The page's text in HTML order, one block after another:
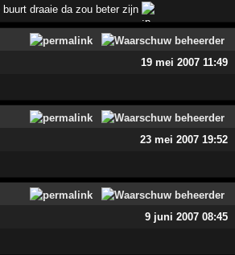
draaie da zou beter zijn
19 mei 2007 11:49
23 mei 2007 19:52
9 juni 2007 08:45